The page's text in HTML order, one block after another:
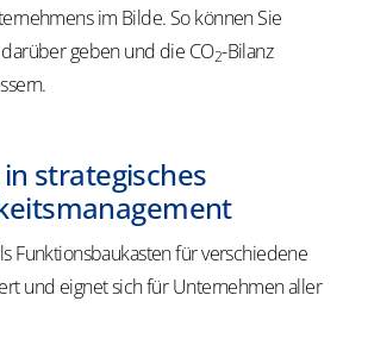
im Bilde. So können Sie
geben und die CO2-Bilanz
strategisches
Funktionsbaukasten für verschiedene
und eignet sich für Unternehmen aller